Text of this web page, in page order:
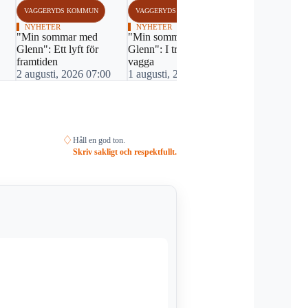
VAGGERYDS KOMMUN
NYHETER
"Min sommar med
Glenn": Ett lyft för
framtiden
2 augusti, 2026 07:00
VAGGERYDS KOMMUN
NYHETER
"Min sommar med
Glenn": I trygghetens
vagga
1 augusti, 2026 07:00
♢ Håll en god ton.
Skriv sakligt och respektfullt.